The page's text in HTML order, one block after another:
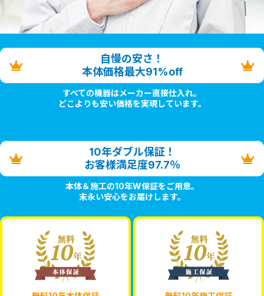
自慢の安さ！
本体価格最大91%off
すべての機器はメーカー直接仕入れ。
どこよりも安い価格を実現しています。
10年ダブル保証！
お客様満足度97.7％
本体＆施工の10年W保証をご用意。
末永い安心をお届けします。